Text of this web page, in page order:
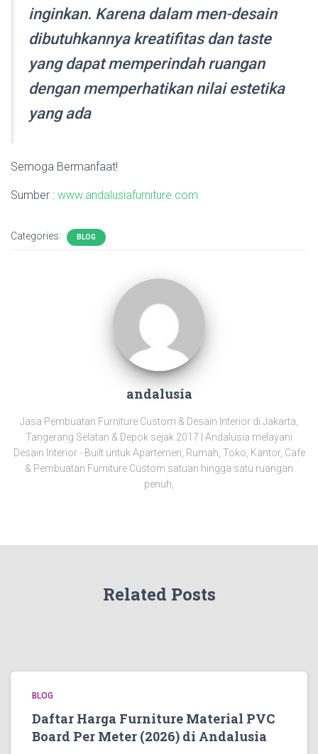
inginkan. Karena dalam men-desain
dibutuhkannya kreatifitas dan taste
yang dapat memperindah ruangan
dengan memperhatikan nilai estetika
yang ada
Semoga Bermanfaat!
Sumber : www.andalusiafurniture.com
Categories: BLOG
andalusia
Jasa Pembuatan Furniture Custom & Desain Interior di Jakarta,
Tangerang Selatan & Depok sejak 2017 | Andalusia melayani
Desain Interior - Built untuk Apartemen, Rumah, Toko, Kantor, Cafe
& Pembuatan Furniture Custom satuan hingga satu ruangan
penuh,
Related Posts
BLOG
Daftar Harga Furniture Material PVC
Board Per Meter (2026) di Andalusia